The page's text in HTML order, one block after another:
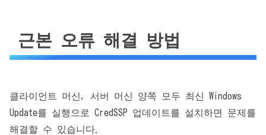
근본 오류 해결 방법
클라이언트 머신, 서버 머신 양쪽 모두 최신 Windows
Update를 실행으로 CredSSP 업데이트를 설치하면 문제를
해결할 수 있습니다.